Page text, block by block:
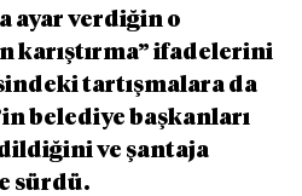
ayar verdiğin o
karıştırma” ifadelerini
tartışmalara da
belediye başkanları
ve şantaja
sürdü.